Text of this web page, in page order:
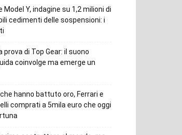
Model Y, indagine su 1,2 milioni di
cedimenti delle sospensioni: i
prova di Top Gear: il suono
coinvolge ma emerge un
hanno battuto oro, Ferrari e
comprati a 5mila euro che oggi